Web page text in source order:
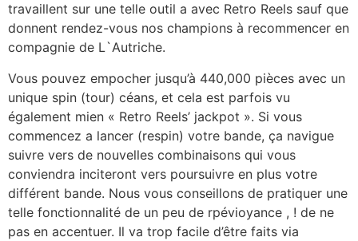
travaillent sur une telle outil a avec Retro Reels sauf que
donnent rendez-vous nos champions à recommencer en
compagnie de L`Autriche.
Vous pouvez empocher jusqu’à 440,000 pièces avec un
unique spin (tour) céans, et cela est parfois vu
également mien « Retro Reels’ jackpot ». Si vous
commencez a lancer (respin) votre bande, ça navigue
suivre vers de nouvelles combinaisons qui vous
conviendra inciteront vers poursuivre en plus votre
différent bande. Nous vous conseillons de pratiquer une
telle fonctionnalité de un peu de rpévioyance , ! de ne
pas en accentuer. Il va trop facile d’être faits via